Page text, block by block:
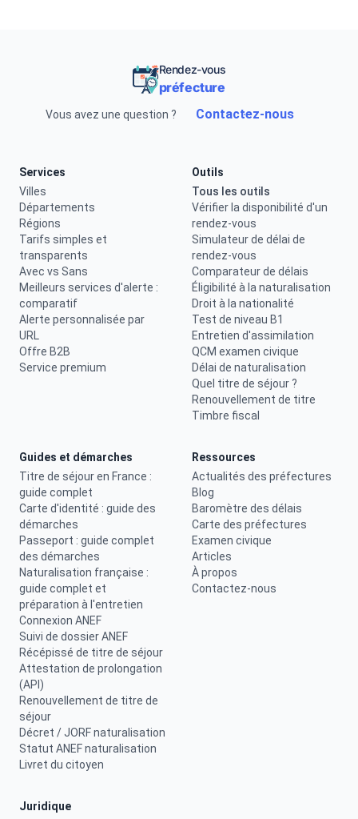
Rendez-vous
préfecture
Vous avez une question ? Contactez-nous
Services
Villes
Départements
Régions
Tarifs simples et
transparents
Avec vs Sans
Meilleurs services d'alerte :
comparatif
Alerte personnalisée par
URL
Offre B2B
Service premium
Outils
Tous les outils
Vérifier la disponibilité d'un
rendez-vous
Simulateur de délai de
rendez-vous
Comparateur de délais
Éligibilité à la naturalisation
Droit à la nationalité
Test de niveau B1
Entretien d'assimilation
QCM examen civique
Délai de naturalisation
Quel titre de séjour ?
Renouvellement de titre
Timbre fiscal
Guides et démarches
Titre de séjour en France :
guide complet
Carte d'identité : guide des
démarches
Passeport : guide complet
des démarches
Naturalisation française :
guide complet et
préparation à l'entretien
Connexion ANEF
Suivi de dossier ANEF
Récépissé de titre de séjour
Attestation de prolongation
(API)
Renouvellement de titre de
séjour
Décret / JORF naturalisation
Statut ANEF naturalisation
Livret du citoyen
Ressources
Actualités des préfectures
Blog
Baromètre des délais
Carte des préfectures
Examen civique
Articles
À propos
Contactez-nous
Juridique